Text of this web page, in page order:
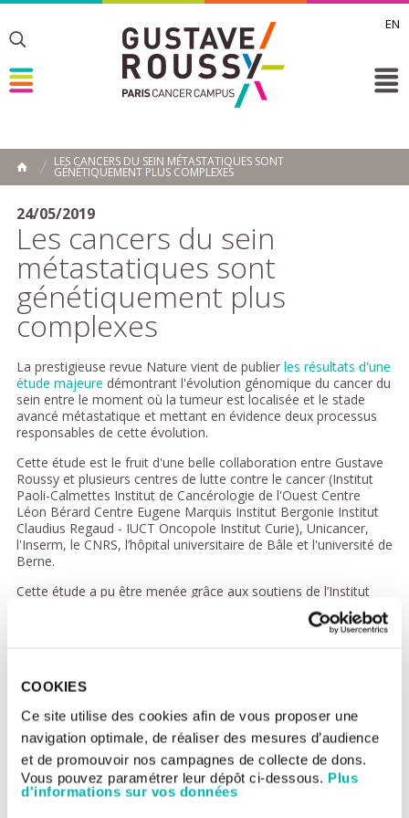
COOKIES
Ce site utilise des cookies afin de vous proposer une
navigation optimale, de réaliser des mesures d’audience
et de promouvoir nos campagnes de collecte de dons.
Vous pouvez paramétrer leur dépôt ci-dessous. Plus
d'informations sur vos données
EN
Toggle
Toggle
Toggle
ACCUEIL
LES CANCERS DU SEIN MÉTASTATIQUES SONT
GÉNÉTIQUEMENT PLUS COMPLEXES
24/05/2019
Les cancers du sein
métastatiques sont
génétiquement plus
complexes
La prestigieuse revue Nature vient de publier les résultats d'une
étude majeure démontrant l'évolution génomique du cancer du
sein entre le moment où la tumeur est localisée et le stade
avancé métastatique et mettant en évidence deux processus
responsables de cette évolution.
Cette étude est le fruit d'une belle collaboration entre Gustave
Roussy et plusieurs centres de lutte contre le cancer (Institut
Paoli-Calmettes Institut de Cancérologie de l'Ouest Centre
Léon Bérard Centre Eugene Marquis Institut Bergonie Institut
Claudius Regaud - IUCT Oncopole Institut Curie), Unicancer,
l'Inserm, le CNRS, l’hôpital universitaire de Bâle et l'université de
Berne.
Cette étude a pu être menée grâce aux soutiens de l’Institut
national du cancer, de la Fondation ARC pour la recherche sur
le cancer, d’Odysséa, du RHU Myprobe et de la Breast cancer
femmes atteintes d'un cancer du sein devient moins bon.
Quelques études préliminaires faisaient soupçonner une
évolution génomique du cancer lorsque celui-ci se dissémine et
que des métastases apparaissent.
Menée sur plus de 600 femmes, cette nouvelle